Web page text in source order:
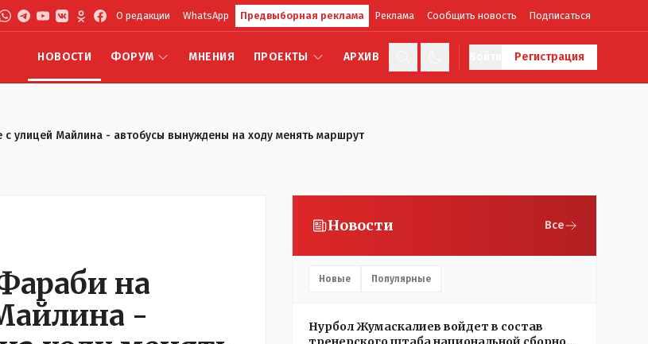
О редакции WhatsApp Предвыборная реклама Реклама Сообщить новость Подписаться
НОВОСТИ ФОРУМ МНЕНИЯ ПРОЕКТЫ АРХИВ Регистрация
улицей Майлина - автобусы вынуждены на ходу менять маршрут
на
-
Новости Все
Новые Популярные
Нурбол Жумаскалиев войдет в состав